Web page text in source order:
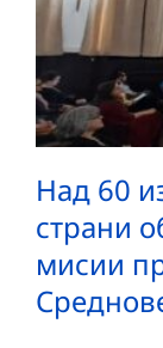
Над 60
страни
мисии